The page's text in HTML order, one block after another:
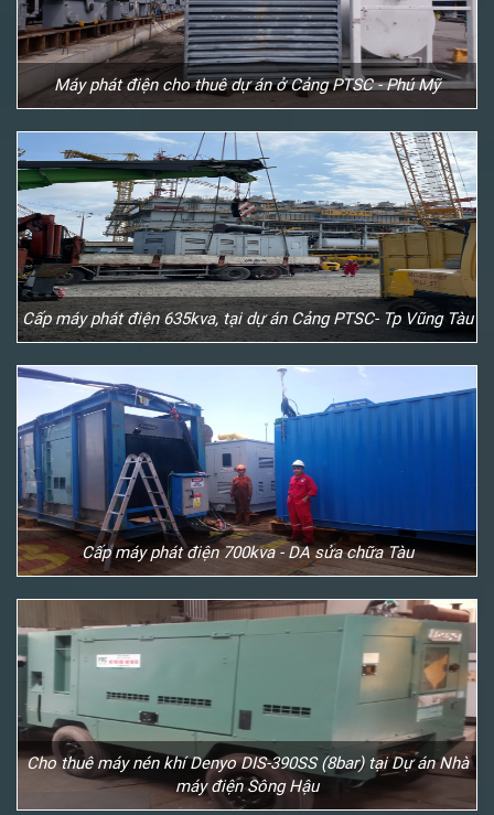
Máy phát điện cho thuê dự án ở Cảng PTSC - Phú Mỹ
Cấp máy phát điện 635kva, tại dự án Cảng PTSC- Tp Vũng Tàu
Cấp máy phát điện 700kva - DA sửa chữa Tàu
Cho thuê máy nén khí Denyo DIS-390SS (8bar) tại Dự án Nhà
máy điện Sông Hậu